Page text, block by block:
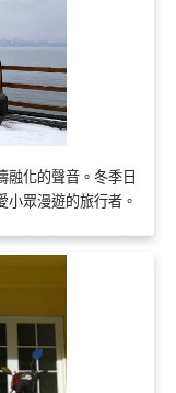
融化的聲音。冬季日
眾漫遊的旅行者。